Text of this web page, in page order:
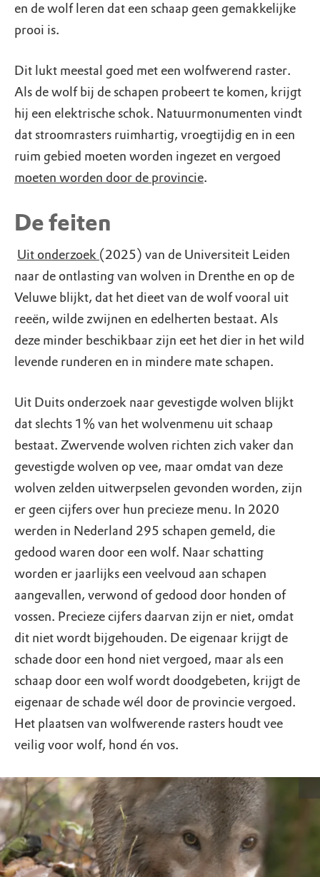
en de wolf leren dat een schaap geen gemakkelijke
prooi is.
Dit lukt meestal goed met een wolfwerend raster.
Als de wolf bij de schapen probeert te komen, krijgt
hij een elektrische schok. Natuurmonumenten vindt
dat stroomrasters ruimhartig, vroegtijdig en in een
ruim gebied moeten worden ingezet en vergoed
moeten worden door de provincie.
De feiten
Uit onderzoek (2025) van de Universiteit Leiden
naar de ontlasting van wolven in Drenthe en op de
Veluwe blijkt, dat het dieet van de wolf vooral uit
reeën, wilde zwijnen en edelherten bestaat. Als
deze minder beschikbaar zijn eet het dier in het wild
levende runderen en in mindere mate schapen.
Uit Duits onderzoek naar gevestigde wolven blijkt
dat slechts 1% van het wolvenmenu uit schaap
bestaat. Zwervende wolven richten zich vaker dan
gevestigde wolven op vee, maar omdat van deze
wolven zelden uitwerpselen gevonden worden, zijn
er geen cijfers over hun precieze menu. In 2020
werden in Nederland 295 schapen gemeld, die
gedood waren door een wolf. Naar schatting
worden er jaarlijks een veelvoud aan schapen
aangevallen, verwond of gedood door honden of
vossen. Precieze cijfers daarvan zijn er niet, omdat
dit niet wordt bijgehouden. De eigenaar krijgt de
schade door een hond niet vergoed, maar als een
schaap door een wolf wordt doodgebeten, krijgt de
eigenaar de schade wél door de provincie vergoed.
Het plaatsen van wolfwerende rasters houdt vee
veilig voor wolf, hond én vos.